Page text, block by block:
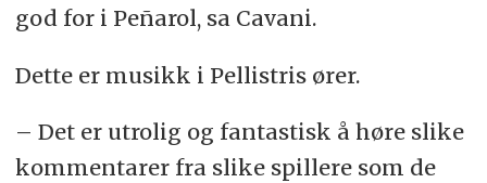
god for i Peñarol, sa Cavani.
Dette er musikk i Pellistris ører.
– Det er utrolig og fantastisk å høre slike
kommentarer fra slike spillere som de